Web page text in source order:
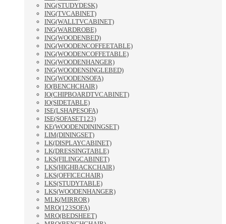
ING(STUDYDESK)
ING(TVCABINET)
ING(WALLTVCABINET)
ING(WARDROBE)
ING(WOODENBED)
ING(WOODENCOFFEETABLE)
ING(WOODENCOFFETABLE)
ING(WOODENHANGER)
ING(WOODENSINGLEBED)
ING(WOODENSOFA)
IO(BENCHCHAIR)
IO(CHIPBOARDTVCABINET)
IO(SIDETABLE)
ISE(LSHAPESOFA)
ISE(SOFASET123)
KE(WOODENDININGSET)
LIM(DININGSET)
LK(DISPLAYCABINET)
LK(DRESSINGTABLE)
LKS(FILINGCABINET)
LKS(HIGHBACKCHAIR)
LKS(OFFICECHAIR)
LKS(STUDYTABLE)
LKS(WOODENHANGER)
MLK(MIRROR)
MRO(123SOFA)
MRO(BEDSHEET)